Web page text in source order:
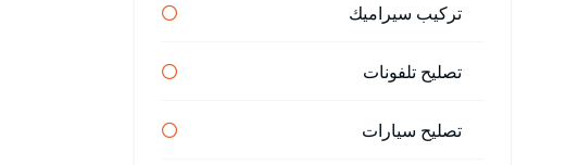
تركيب سيراميك
تصليح تلفونات
تصليح سيارات